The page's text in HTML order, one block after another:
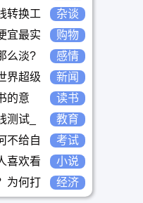
字水
转换工
杂谈
宜最实
购物
么淡?
这人情
感情
界超级
新闻
的意
书？
读书
测试_
数学
教育
不给自
一技之
考试
喜欢看
么魅力
小说
为何打
连续37
经济